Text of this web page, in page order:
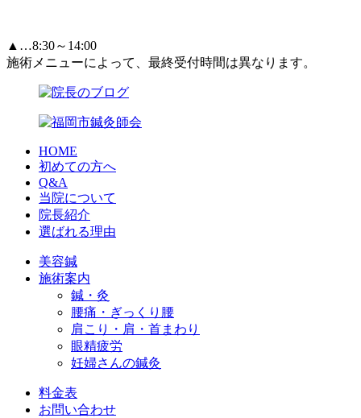
▲…8:30～14:00
施術メニューによって、最終受付時間は異なります。
HOME
初めての方へ
Q&A
当院について
院長紹介
選ばれる理由
美容鍼
施術案内
鍼・灸
腰痛・ぎっくり腰
肩こり・肩・首まわり
眼精疲労
妊婦さんの鍼灸
料金表
お問い合わせ